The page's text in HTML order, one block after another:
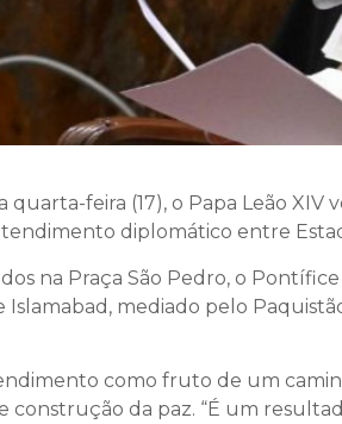
quarta-feira (17), o Papa Leão
diplomático entre
na Praça São Pedro, o
mediado pelo
como fruto de um
da paz. “É um